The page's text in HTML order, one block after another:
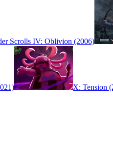
Scrolls IV: Oblivion (2006)
X: Tension